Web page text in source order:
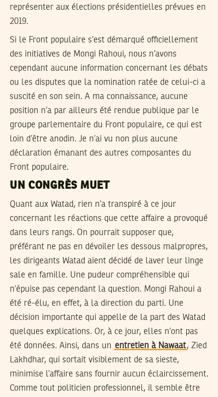
représenter aux élections présidentielles prévues en
2019.
Si le Front populaire s’est démarqué officiellement
des initiatives de Mongi Rahoui, nous n’avons
cependant aucune information concernant les débats
ou les disputes que la nomination ratée de celui-ci a
suscité en son sein. A ma connaissance, aucune
position n’a par ailleurs été rendue publique par le
groupe parlementaire du Front populaire, ce qui est
loin d’être anodin. Je n’ai vu non plus aucune
déclaration émanant des autres composantes du
Front populaire.
UN CONGRÈS MUET
Quant aux Watad, rien n’a transpiré à ce jour
concernant les réactions que cette affaire a provoqué
dans leurs rangs. On pourrait supposer que,
préférant ne pas en dévoiler les dessous malpropres,
les dirigeants Watad aient décidé de laver leur linge
sale en famille. Une pudeur compréhensible qui
n’épuise pas cependant la question. Mongi Rahoui a
été ré-élu, en effet, à la direction du parti. Une
décision importante qui appelle de la part des Watad
quelques explications. Or, à ce jour, elles n’ont pas
été données. Ainsi, dans un entretien à Nawaat, Zied
Lakhdhar, qui sortait visiblement de sa sieste,
minimise l’affaire sans fournir aucun éclaircissement.
Comme tout politicien professionnel, il semble être